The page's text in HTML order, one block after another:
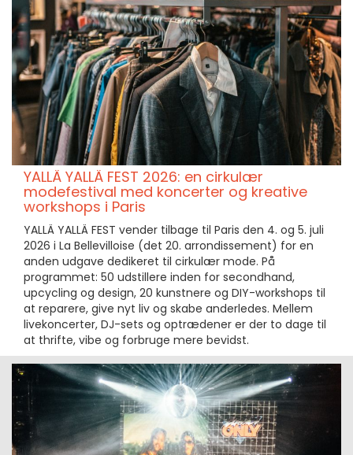
YALLÄ YALLÄ FEST 2026: en cirkulær
modefestival med koncerter og kreative
workshops i Paris
YALLÄ YALLÄ FEST vender tilbage til Paris den 4. og 5. juli
2026 i La Bellevilloise (det 20. arrondissement) for en
anden udgave dedikeret til cirkulær mode. På
programmet: 50 udstillere inden for secondhand,
upcycling og design, 20 kunstnere og DIY-workshops til
at reparere, give nyt liv og skabe anderledes. Mellem
livekoncerter, DJ-sets og optrædener er der to dage til
at thrifte, vibe og forbruge mere bevidst.